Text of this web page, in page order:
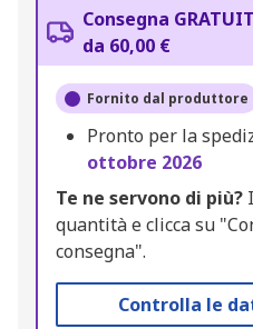
Consegna
da 60,00 €
Fornito dal produttore
Pronto per la
ottobre 2026
Te ne servono di più?
quantità e clicca su
consegna".
Controlla le